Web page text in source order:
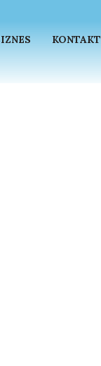
KONTAKT